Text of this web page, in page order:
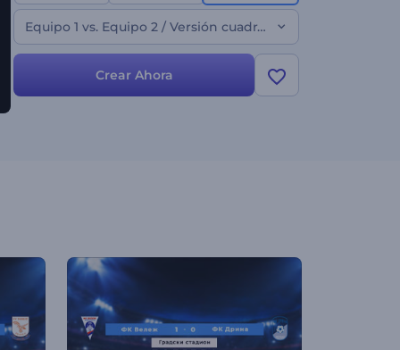
de canales y más. 3, 2, 1, ¡qué comience el partido!
¡Pruébala ahora!
Equipo 1 vs. Equipo 2 / Versión cuadrada
Crear Ahora